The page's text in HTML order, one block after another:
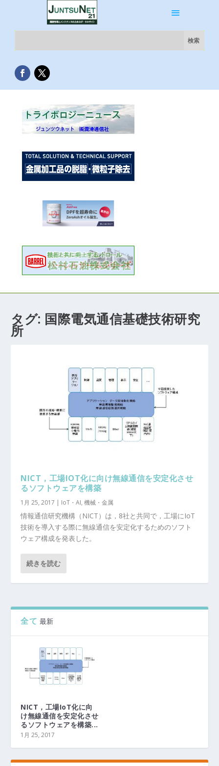
タグ: 国際電気通信基礎技術研究
所
NICT，工場IOT化に向け無線通信を安定化させ
るソフトウェアを構築
1月 25, 2017 | IoT・AI,機械・金属
情報通信研究機構（NICT）は，8社と共同で，工場にIoT
技術を導入する際に無線通信を安定化するためのソフト
ウェア構成を発表した。
続きを読む
全て 最新
NICT，工場IoT化に向
け無線通信を安定化させ
るソフトウェアを構築...
1月 25, 2017